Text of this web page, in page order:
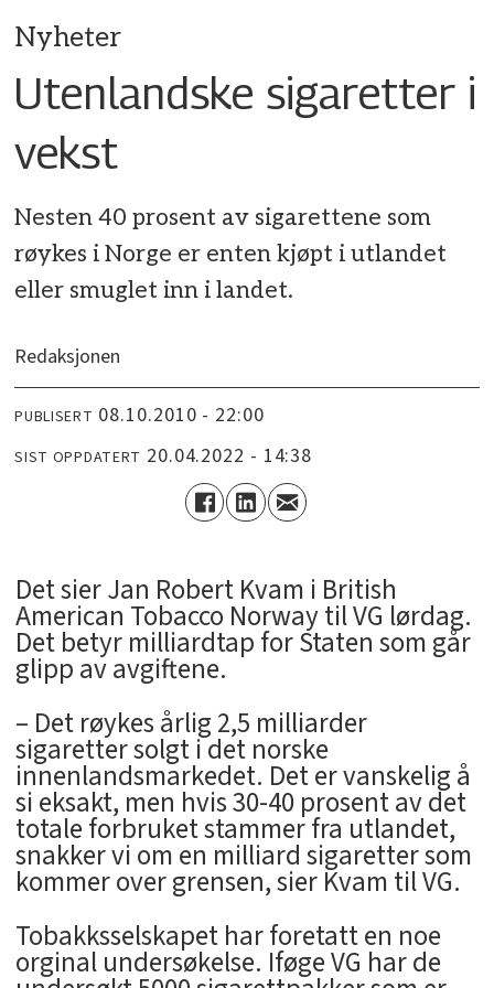
Nyheter
Utenlandske sigaretter i
vekst
Nesten 40 prosent av sigarettene som
røykes i Norge er enten kjøpt i utlandet
eller smuglet inn i landet.
Redaksjonen
PUBLISERT 08.10.2010 - 22:00
SIST OPPDATERT 20.04.2022 - 14:38
Det sier Jan Robert Kvam i British
American Tobacco Norway til VG lørdag.
Det betyr milliardtap for Staten som går
glipp av avgiftene.
– Det røykes årlig 2,5 milliarder
sigaretter solgt i det norske
innenlandsmarkedet. Det er vanskelig å
si eksakt, men hvis 30-40 prosent av det
totale forbruket stammer fra utlandet,
snakker vi om en milliard sigaretter som
kommer over grensen, sier Kvam til VG.
Tobakksselskapet har foretatt en noe
orginal undersøkelse. Iføge VG har de